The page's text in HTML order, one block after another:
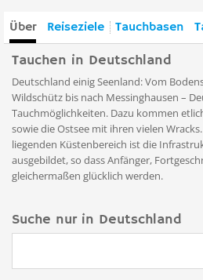
Über Reiseziele Tauchbasen
Tauchen in Deutschland
Deutschland einig Seenland: Vom
Wildschütz bis nach Messinghausen –
Tauchmöglichkeiten. Dazu kommen
sowie die Ostsee mit ihren vielen
liegenden Küstenbereich ist die
ausgebildet, so dass Anfänger,
gleichermaßen glücklich werden.
Suche nur in Deutschland